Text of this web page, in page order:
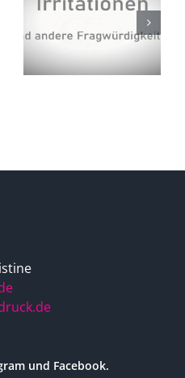
und Facebook.